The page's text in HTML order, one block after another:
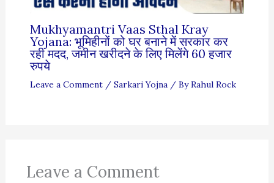
Mukhyamantri Vaas Sthal Kray
Yojana: भूमिहीनों को घर बनाने में सरकार कर
रही मदद, जमीन खरीदने के लिए मिलेंगे 60 हजार
रुपये
Leave a Comment / Sarkari Yojna/ ByRahul Rock
Leave a Comment